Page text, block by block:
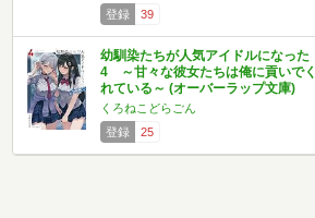
登録
39
幼馴染たちが人気アイドルになった
4 ～甘々な彼女たちは俺に貢いで
れている～ (オーバーラップ文庫)
くろねこどらごん
登録
25